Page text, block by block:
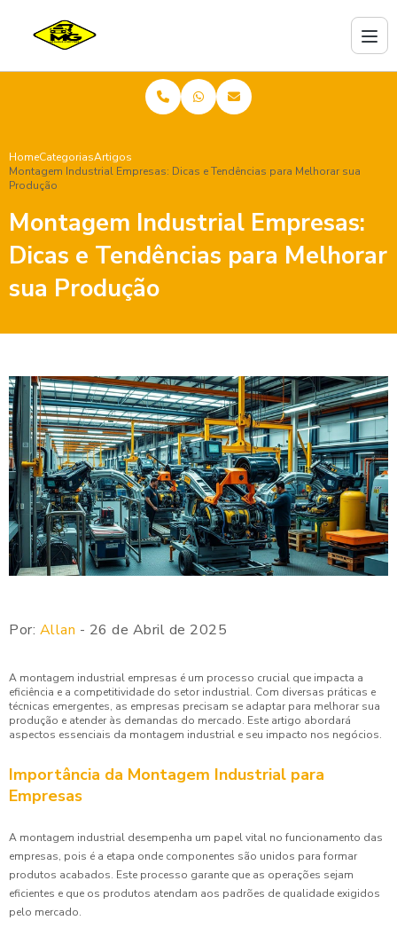
HomeCategoriasArtigos
Montagem Industrial Empresas: Dicas e Tendências para Melhorar sua
Produção
Montagem Industrial Empresas:
Dicas e Tendências para Melhorar
sua Produção
Por: Allan - 26 de Abril de 2025
A montagem industrial empresas é um processo crucial que impacta a
eficiência e a competitividade do setor industrial. Com diversas práticas e
técnicas emergentes, as empresas precisam se adaptar para melhorar sua
produção e atender às demandas do mercado. Este artigo abordará
aspectos essenciais da montagem industrial e seu impacto nos negócios.
Importância da Montagem Industrial para
Empresas
A montagem industrial desempenha um papel vital no funcionamento das
empresas, pois é a etapa onde componentes são unidos para formar
produtos acabados. Este processo garante que as operações sejam
eficientes e que os produtos atendam aos padrões de qualidade exigidos
pelo mercado.